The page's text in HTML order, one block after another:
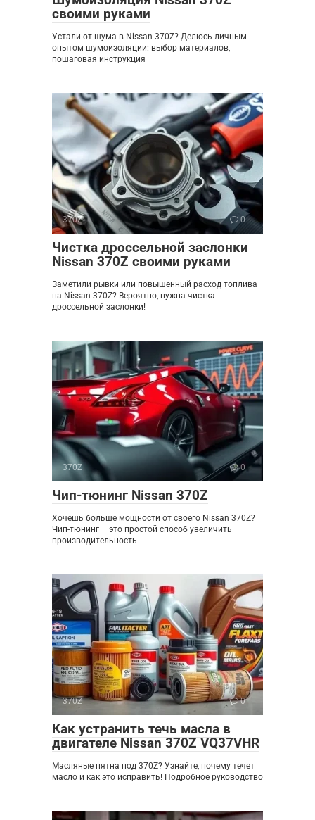
своими руками
Устали от шума в Nissan 370Z? Делюсь личным
опытом шумоизоляции: выбор материалов,
пошаговая инструкция
370Z 0
Чистка дроссельной заслонки
Nissan 370Z своими руками
Заметили рывки или повышенный расход топлива
на Nissan 370Z? Вероятно, нужна чистка
дроссельной заслонки!
370Z 0
Чип-тюнинг Nissan 370Z
Хочешь больше мощности от своего Nissan 370Z?
Чип-тюнинг – это простой способ увеличить
производительность
370Z 0
Как устранить течь масла в
двигателе Nissan 370Z VQ37VHR
Масляные пятна под 370Z? Узнайте, почему течет
масло и как это исправить! Подробное руководство